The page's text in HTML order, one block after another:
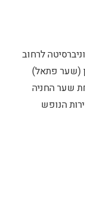
לרחוב
(שער פתאל)
שער החניה
הנופש